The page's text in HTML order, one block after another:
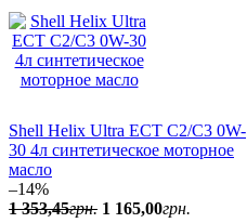
Shell Helix Ultra ECT C2/C3 0W-
30 4л синтетическое моторное
масло
–14%
1 353,45грн. 1 165,00грн.